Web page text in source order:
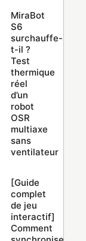
MiraBot
S6
surchauffe-
t-il ?
Test
thermique
réel
d’un
robot
OSR
multiaxe
sans
ventilateur
[Guide
complet
de jeu
interactif]
Comment